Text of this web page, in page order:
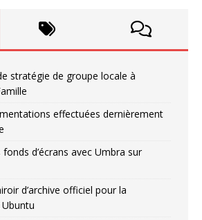
stratégie de groupe locale à
effectuées dernièrement
d’écrans avec Umbra sur
d’archive officiel pour la